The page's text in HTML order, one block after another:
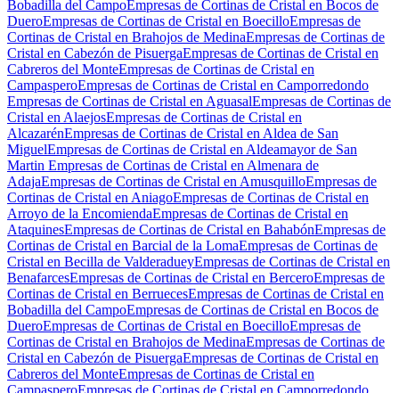
Bobadilla del CampoEmpresas de Cortinas de Cristal en Bocos de
DueroEmpresas de Cortinas de Cristal en BoecilloEmpresas de
Cortinas de Cristal en Brahojos de MedinaEmpresas de Cortinas de
Cristal en Cabezón de PisuergaEmpresas de Cortinas de Cristal en
Cabreros del MonteEmpresas de Cortinas de Cristal en
CampasperoEmpresas de Cortinas de Cristal en Camporredondo
Empresas de Cortinas de Cristal en AguasalEmpresas de Cortinas de
Cristal en AlaejosEmpresas de Cortinas de Cristal en
AlcazarénEmpresas de Cortinas de Cristal en Aldea de San
MiguelEmpresas de Cortinas de Cristal en Aldeamayor de San
Martin Empresas de Cortinas de Cristal en Almenara de
AdajaEmpresas de Cortinas de Cristal en AmusquilloEmpresas de
Cortinas de Cristal en AniagoEmpresas de Cortinas de Cristal en
Arroyo de la EncomiendaEmpresas de Cortinas de Cristal en
AtaquinesEmpresas de Cortinas de Cristal en BahabónEmpresas de
Cortinas de Cristal en Barcial de la LomaEmpresas de Cortinas de
Cristal en Becilla de ValderadueyEmpresas de Cortinas de Cristal en
BenafarcesEmpresas de Cortinas de Cristal en BerceroEmpresas de
Cortinas de Cristal en BerruecesEmpresas de Cortinas de Cristal en
Bobadilla del CampoEmpresas de Cortinas de Cristal en Bocos de
DueroEmpresas de Cortinas de Cristal en BoecilloEmpresas de
Cortinas de Cristal en Brahojos de MedinaEmpresas de Cortinas de
Cristal en Cabezón de PisuergaEmpresas de Cortinas de Cristal en
Cabreros del MonteEmpresas de Cortinas de Cristal en
CampasperoEmpresas de Cortinas de Cristal en Camporredondo